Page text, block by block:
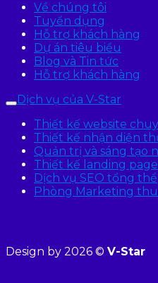
Về chúng tôi
Tuyển dụng
Hỗ trợ khách hàng
Dự án tiêu biểu
Blog và Tin tức
Hỗ trợ khách hàng
Dịch vụ của V-Star
Thiết kế website
Thiết kế nhận diện
Quản trị và sáng tạo
Thiết kế landing page
Dịch vụ SEO tổng thể
Phòng Marketing
Design by 2026 © V-Star